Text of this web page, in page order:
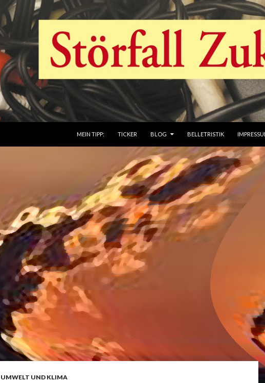
MEIN TIPP:
TICKER BLOG BELLETRISTIK
UMWELT UND KLIMA